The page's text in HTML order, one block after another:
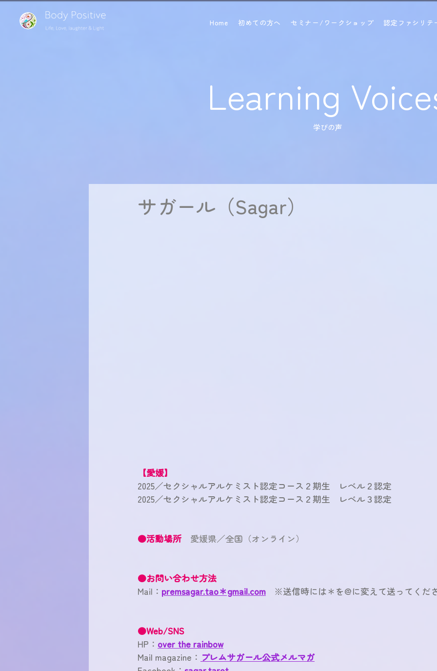
Home 初めての方へ セミナー/ワークショップ 認定ファシリテ
Learning
学びの声
サガール（Sagar）
【愛媛】
2025／セクシャルアルケミスト認定コース２期生　レベル２認定
2025／セクシャルアルケミスト認定コース２期生　レベル３認定
●活動場所 愛媛県／全国（オンライン）
●お問い合わせ方法
Mail ： premsagar.tao＊gmail.com ※送信時には＊を@に変えて送ってくだ
●Web/SNS
HP： over the rainbow
Mail magazine： プレムサガール公式メルマガ